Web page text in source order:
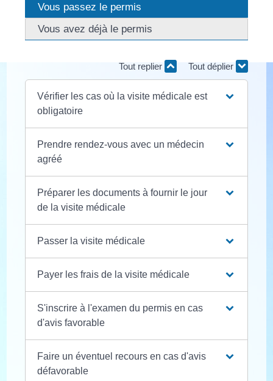
Vous passez le permis
Vous avez déjà le permis
Tout replier Tout déplier
Vérifier les cas où la visite médicale est
obligatoire
Prendre rendez-vous avec un médecin
agréé
Préparer les documents à fournir le jour
de la visite médicale
Passer la visite médicale
Payer les frais de la visite médicale
S'inscrire à l'examen du permis en cas
d'avis favorable
Faire un éventuel recours en cas d'avis
défavorable